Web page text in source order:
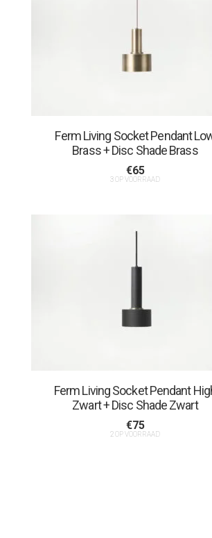
Ferm Living Socket Pendant
Brass + Disc Shade Brass
€65
3 OP VOORRAAD
Ferm Living Socket Pendant
Zwart + Disc Shade Zwart
€75
2 OP VOORRAAD